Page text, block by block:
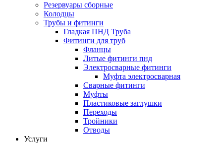
Резервуары сборные
Колодцы
Трубы и фитинги
Гладкая ПНД Труба
Фитинги для труб
Фланцы
Литые фитинги пнд
Электросварные фитинги
Муфта электросварная
Сварные фитинги
Муфты
Пластиковые заглушки
Переходы
Тройники
Отводы
Услуги